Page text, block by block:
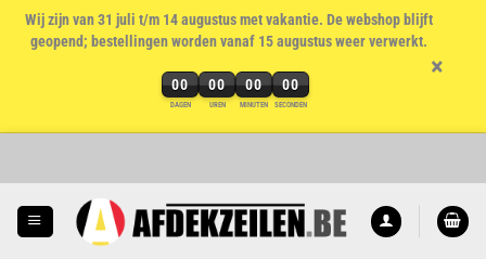
Wij zijn van 31 juli t/m 14 augustus met vakantie. De webshop blijft
geopend; bestellingen worden vanaf 15 augustus weer verwerkt.
00
DAGEN
00
UREN
00
MINUTEN
00
SECONDEN
×